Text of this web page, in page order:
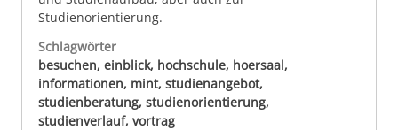
Studienorientierung.
Schlagwörter
besuchen, einblick, hochschule, hoersaal,
informationen, mint, studienangebot,
studienberatung, studienorientierung,
studienverlauf, vortrag